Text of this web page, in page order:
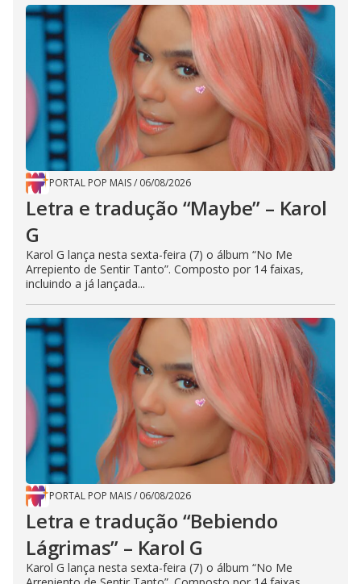
PORTAL POP MAIS/ 06/08/2026
Letra e tradução “Maybe” – Karol
G
Karol G lança nesta sexta-feira (7) o álbum “No Me
Arrepiento de Sentir Tanto”. Composto por 14 faixas,
incluindo a já lançada...
PORTAL POP MAIS/ 06/08/2026
Letra e tradução “Bebiendo
Lágrimas” – Karol G
Karol G lança nesta sexta-feira (7) o álbum “No Me